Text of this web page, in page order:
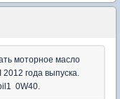
моторное масло
года выпуска.
0W40.